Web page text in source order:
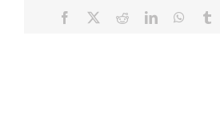
Facebook RedditLinkedIn